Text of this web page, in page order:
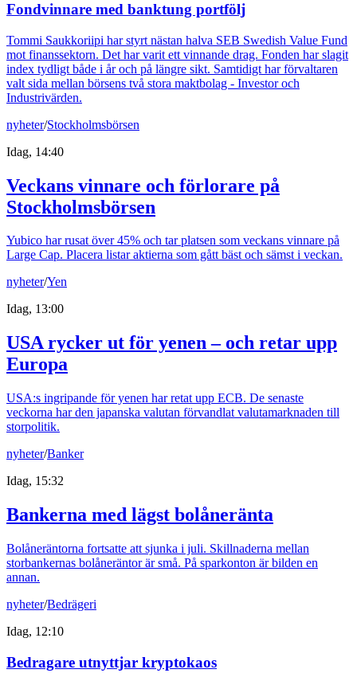
Fondvinnare med banktung portfölj
Tommi Saukkoriipi har styrt nästan halva SEB Swedish Value Fund
mot finanssektorn. Det har varit ett vinnande drag. Fonden har slagit
index tydligt både i år och på längre sikt. Samtidigt har förvaltaren
valt sida mellan börsens två stora maktbolag - Investor och
Industrivärden.
nyheter/Stockholmsbörsen
Idag, 14:40
Veckans vinnare och förlorare på
Stockholmsbörsen
Yubico har rusat över 45% och tar platsen som veckans vinnare på
Large Cap. Placera listar aktierna som gått bäst och sämst i veckan.
nyheter/Yen
Idag, 13:00
USA rycker ut för yenen – och retar upp
Europa
USA:s ingripande för yenen har retat upp ECB. De senaste
veckorna har den japanska valutan förvandlat valutamarknaden till
storpolitik.
nyheter/Banker
Idag, 15:32
Bankerna med lägst bolåneränta
Bolåneräntorna fortsatte att sjunka i juli. Skillnaderna mellan
storbankernas bolåneräntor är små. På sparkonton är bilden en
annan.
nyheter/Bedrägeri
Idag, 12:10
Bedragare utnyttjar kryptokaos